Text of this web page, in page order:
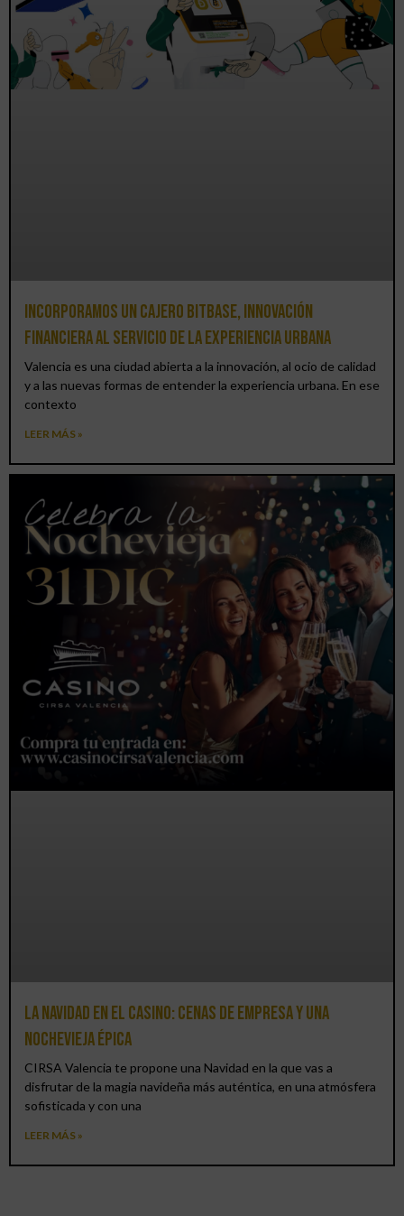
Incorporamos un cajero BitBase, innovación
financiera al servicio de la experiencia urbana
Valencia es una ciudad abierta a la innovación, al ocio de calidad
y a las nuevas formas de entender la experiencia urbana. En ese
contexto
LEER MÁS »
La Navidad en el Casino: cenas de empresa y una
Nochevieja épica
CIRSA Valencia te propone una Navidad en la que vas a
disfrutar de la magia navideña más auténtica, en una atmósfera
sofisticada y con una
LEER MÁS »